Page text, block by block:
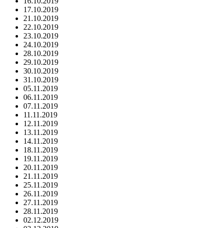
17.10.2019
21.10.2019
22.10.2019
23.10.2019
24.10.2019
28.10.2019
29.10.2019
30.10.2019
31.10.2019
05.11.2019
06.11.2019
07.11.2019
11.11.2019
12.11.2019
13.11.2019
14.11.2019
18.11.2019
19.11.2019
20.11.2019
21.11.2019
25.11.2019
26.11.2019
27.11.2019
28.11.2019
02.12.2019